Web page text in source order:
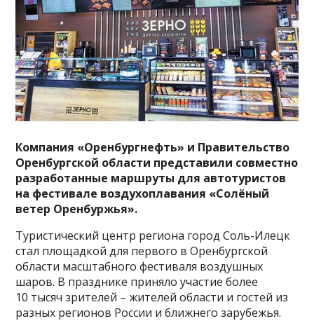
Компания «Оренбургнефть» и Правительство
Оренбургской области представили совместно
разработанные маршруты для автотуристов
на фестивале воздухоплавания «Солёный
ветер Оренбуржья».
Туристический центр региона город Соль-Илецк
стал площадкой для первого в Оренбургской
области масштабного фестиваля воздушных
шаров. В празднике приняло участие более
10 тысяч зрителей – жителей области и гостей из
разных регионов России и ближнего зарубежья.